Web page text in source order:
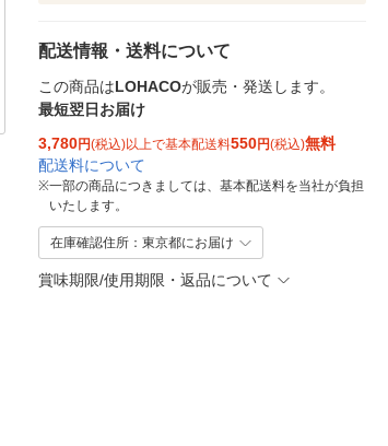
配送情報・送料について
この商品はLOHACOが販売・発送します。
最短翌日お届け
3,780円(税込)以上で基本配送料550円(税込)無料
配送料について
※一部の商品につきましては、基本配送料を当社が負担
いたします。
在庫確認住所：東京都にお届け
賞味期限/使用期限・返品について